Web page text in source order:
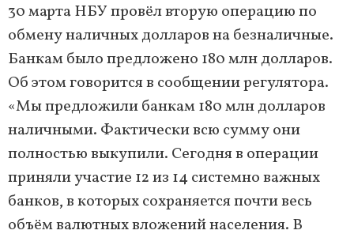
30 марта НБУ провёл вторую операцию по
обмену наличных долларов на безналичные.
Банкам было предложено 180 млн долларов.
Об этом говорится в сообщении регулятора.
«Мы предложили банкам 180 млн долларов
наличными. Фактически всю сумму они
полностью выкупили. Сегодня в операции
приняли участие 12 из 14 системно важных
банков, в которых сохраняется почти весь
объём валютных вложений населения. В